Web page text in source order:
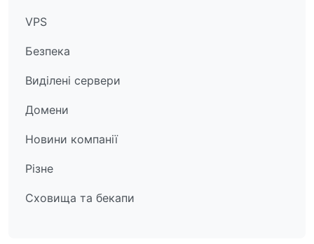
VPS
Безпека
Виділені сервери
Домени
Новини компанії
Різне
Сховища та бекапи